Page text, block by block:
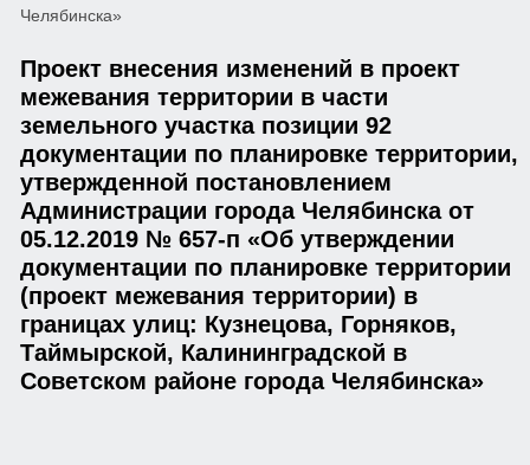
Челябинска»
Проект внесения изменений в проект
межевания территории в части
земельного участка позиции 92
документации по планировке территории,
утвержденной постановлением
Администрации города Челябинска от
05.12.2019 № 657-п «Об утверждении
документации по планировке территории
(проект межевания территории) в
границах улиц: Кузнецова, Горняков,
Таймырской, Калининградской в
Советском районе города Челябинска»